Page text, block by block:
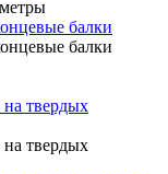
балки
балки
на твердых
на твердых